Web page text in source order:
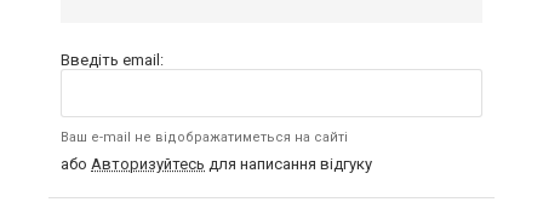
Введіть email:
Ваш e-mail не відображатиметься на сайті
або Авторизуйтесь для написання відгуку